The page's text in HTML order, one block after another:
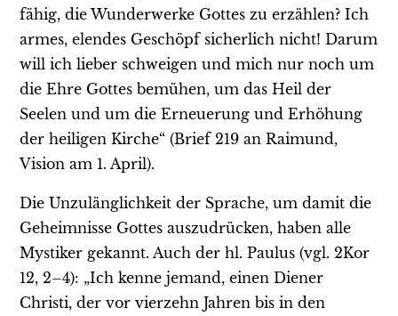
fähig, die Wunderwerke Gottes zu erzählen? Ich
armes, elendes Geschöpf sicherlich nicht! Darum
will ich lieber schweigen und mich nur noch um
die Ehre Gottes bemühen, um das Heil der
Seelen und um die Erneuerung und Erhöhung
der heiligen Kirche“ (Brief 219 an Raimund,
Vision am 1. April).
Die Unzulänglichkeit der Sprache, um damit die
Geheimnisse Gottes auszudrücken, haben alle
Mystiker gekannt. Auch der hl. Paulus (vgl. 2Kor
12, 2–4): „Ich kenne jemand, einen Diener
Christi, der vor vierzehn Jahren bis in den